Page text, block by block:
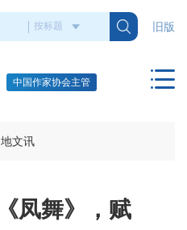
旧版
中国作家协会主管
文讯
凤舞》，赋